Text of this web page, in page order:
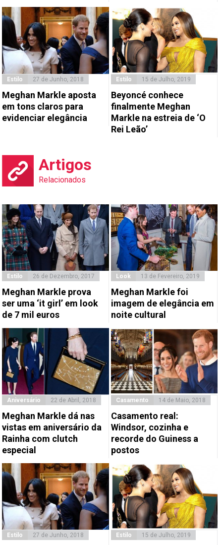
Estilo 27 de Junho, 2018
Meghan Markle aposta
em tons claros para
evidenciar elegância
Estilo 15 de Julho, 2019
Beyoncé conhece
finalmente Meghan
Markle na estreia de ‘O
Rei Leão’
Artigos
Relacionados
Estilo 26 de Dezembro, 2017
Meghan Markle prova
ser uma ‘it girl’ em look
de 7 mil euros
Look 13 de Fevereiro, 2019
Meghan Markle foi
imagem de elegância em
noite cultural
Aniversário 22 de Abril, 2018
Meghan Markle dá nas
vistas em aniversário da
Rainha com clutch
especial
Casamento 14 de Maio, 2018
Casamento real:
Windsor, cozinha e
recorde do Guiness a
postos
Estilo 27 de Junho, 2018 Estilo 15 de Julho, 2019